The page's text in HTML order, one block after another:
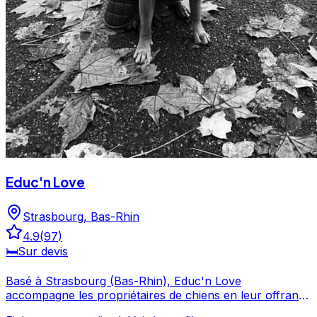
Educ'n Love
Strasbourg, Bas-Rhin
4.9(97)
🛏️Sur devis
Basé à Strasbourg (Bas-Rhin), Educ'n Love
accompagne les propriétaires de chiens en leur offrant